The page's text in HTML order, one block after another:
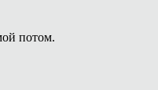
потом.